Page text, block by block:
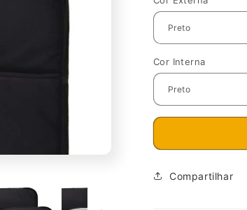
Cor Interna
Compartilhar